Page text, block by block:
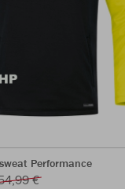
Performance
€